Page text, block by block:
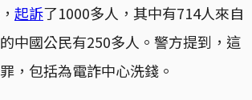
起訴了1000多人，其中有714人來自
中國公民有250多人。警方提到，這
，包括為電詐中心洗錢。